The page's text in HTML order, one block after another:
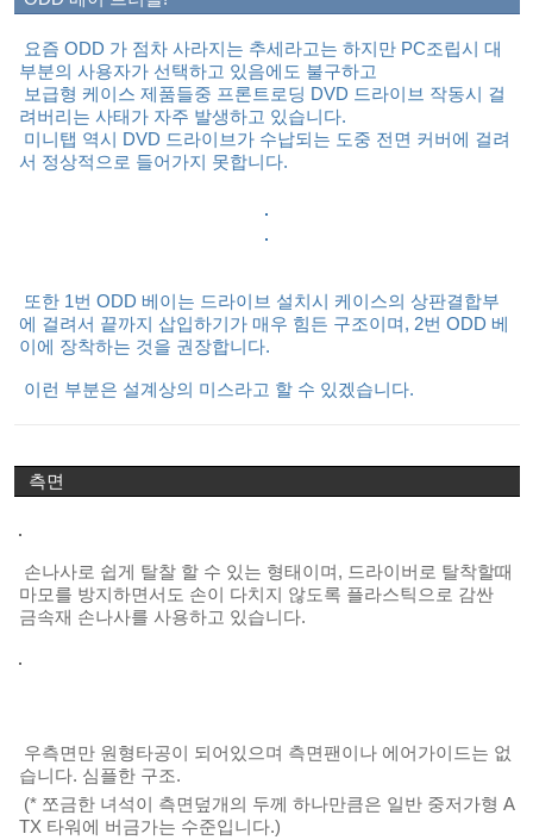
요즘 ODD 가 점차 사라지는 추세라고는 하지만 PC조립시 대
부분의 사용자가 선택하고 있음에도 불구하고
보급형 케이스 제품들중 프론트로딩 DVD 드라이브 작동시 걸
려버리는 사태가 자주 발생하고 있습니다.
미니탭 역시 DVD 드라이브가 수납되는 도중 전면 커버에 걸려
서 정상적으로 들어가지 못합니다.
또한 1번 ODD 베이는 드라이브 설치시 케이스의 상판결합부
에 걸려서 끝까지 삽입하기가 매우 힘든 구조이며, 2번 ODD 베
이에 장착하는 것을 권장합니다.
이런 부분은 설계상의 미스라고 할 수 있겠습니다.
측면
손나사로 쉽게 탈찰 할 수 있는 형태이며, 드라이버로 탈착할때
마모를 방지하면서도 손이 다치지 않도록 플라스틱으로 감싼
금속재 손나사를 사용하고 있습니다.
우측면만 원형타공이 되어있으며 측면팬이나 에어가이드는 없
습니다. 심플한 구조.
(* 쪼금한 녀석이 측면덮개의 두께 하나만큼은 일반 중저가형 A
TX 타워에 버금가는 수준입니다.)